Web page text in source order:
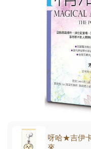
呀哈★吉伊
來